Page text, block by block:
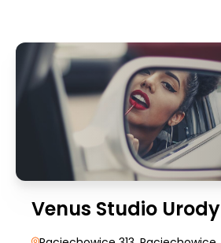
Venus Studio Urody